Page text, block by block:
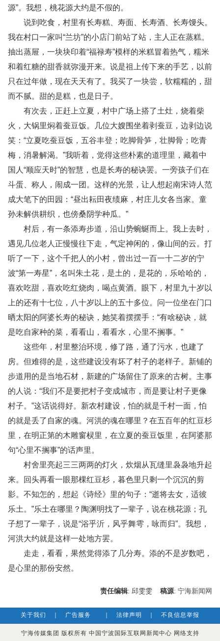
源”。我想，桃花源大约是不假的。
说到吃食，村里有长寿糕、寿面、长寿酒、长寿馒头。
我在村口一家叫“兰坊”的小店门前站了站，主人正在蒸糕。
抽出蒸屉，一块块印着“福禄寿”模样的米糕冒着热气，糯米
和着红糖的甜香就弥漫开来。说是祖上传下来的手艺，以前
只在过年做，现在天天有了。我买了一块尝，软糯糯的，甜
而不腻。甜的是糕，也是日子。
有次去，正赶上立夏，村中广场上搭了土灶，烧着柴
火，大锅里焖着蚕豆饭。几位大嫂围坐着剥蚕豆，边剥边说
笑：“立夏吃蚕豆饭，五谷丰登；吃脚骨笋，壮脚骨；吃青
梅，消暑解渴。”我听着，觉得这些朴素的道理里，藏着中
国人“顺应天时”的智慧，也是长寿的秘诀罢。一旁孩子们在
斗蛋、称人，闹成一团。这样的光景，让人想起南宋诗人范
成大笔下的田园：“昼出耘田夜绩麻，村庄儿女各当家。童
孙未解供耕织，也傍桑阴学种瓜。”
村后，有一条添寿步道，沿山势蜿蜒而上。我上去时，
遇见几位老人正慢慢往下走，气定神闲的，像山间的云。打
听了一下，这个千把人的小村，曾出过一百一十二岁的宁
波“第一寿星”，名叫朱土花，是土的，是花的，乐哈哈的，
喜欢吃甜，喜欢吃红烧肉，喝点黄酒。眼下，村里九十岁以
上的还有十七位，八十岁以上的五十多位。问一位坐在门口
晒太阳的阿婆长寿的秘诀，她笑着摆摆手：“有啥秘诀，就
是吃自家种的菜，看看山，看看水，心里不搁事。”
这些年，村里整治环境，修了路，通了污水，也建了
房。但难得的是，这些建设没有坏了村子的老样子。新铺的
步道用的是当地石材，新建的广场留住了原来的古树。主事
的人说：“我们不是要把村子变成城市，而是要让村子更像
村子。”这话说得好。新农村建设，怕的就是千村一面，怕
的就是丢了自家的魂。河洪的魂在哪里？在五百年的红豆杉
里，在明正第的木雕窗棂里，在立夏的蚕豆饭里，在阿婆那
句“心里不搁事”的话声里。
村舍里亮起三三两两的灯火，炊烟从瓦缝里袅袅地升起
来。回头再看一眼那棵红豆杉，暮色里只剩一个沉沉的剪
影。不知怎的，想起《诗经》里的句子：“逝将去女，适彼
乐土。”乐土在哪里？陶渊明找了一辈子，说在桃花源；孔
子想了一辈子，说是“浴乎沂，风乎舞雩，咏而归”。我想，
河洪大约就是这样一处地方罢。
走走，看看，果然觉得添了几分寿。添的不是岁数吧，
是心里的那份安然。
责任编辑: 邱雯雯 稿源: 宁海新闻网
关于我们 广告服务 法律声明 不良信息举报
宁海传媒集团 版权所有 中国宁波国际互联网新闻中心 网络支持